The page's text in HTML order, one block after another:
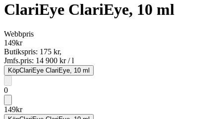
ClariEye ClariEye, 10 ml
Webbpris
149kr
Butikspris: 175 kr,
Jmfs.pris: 14 900 kr / l
KöpClariEye ClariEye, 10 ml
0
149kr